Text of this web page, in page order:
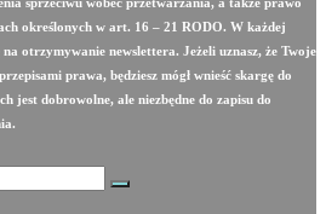
określonych w art. 16 – 21 RODO. W każdej
otrzymywanie newslettera. Jeżeli uznasz, że Twoje
prawa, będziesz mógł wnieść skargę do
jest dobrowolne, ale niezbędne do zapisu do